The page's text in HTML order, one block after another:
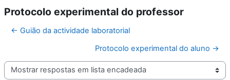
Protocolo experimental do professor
← Guião da actividade laboratorial
Protocolo experimental do aluno →
Modo de visualização